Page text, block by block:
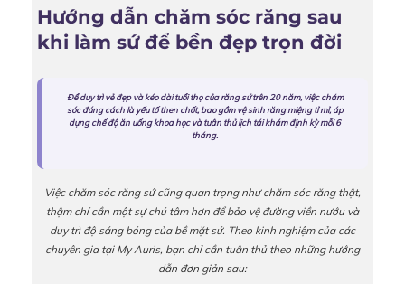
Hướng dẫn chăm sóc răng sau
khi làm sứ để bền đẹp trọn đời
Để duy trì vẻ đẹp và kéo dài tuổi thọ của răng sứ trên 20 năm, việc chăm
sóc đúng cách là yếu tố then chốt, bao gồm vệ sinh răng miệng tỉ mỉ, áp
dụng chế độ ăn uống khoa học và tuân thủ lịch tái khám định kỳ mỗi 6
tháng.
Việc chăm sóc răng sứ cũng quan trọng như chăm sóc răng thật,
thậm chí cần một sự chú tâm hơn để bảo vệ đường viền nướu và
duy trì độ sáng bóng của bề mặt sứ. Theo kinh nghiệm của các
chuyên gia tại My Auris, bạn chỉ cần tuân thủ theo những hướng
dẫn đơn giản sau: